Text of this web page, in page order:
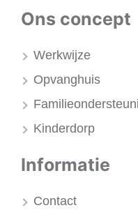
Ons concept
Werkwijze
Opvanghuis
Kinderdorp
Informatie
Contact